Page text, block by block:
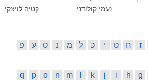
נעמי קולודני קטיה לויצקי
ז ח ט י כ ל מ נ ס ע
פ
g
h
i
j
k
m
n
o
p
q